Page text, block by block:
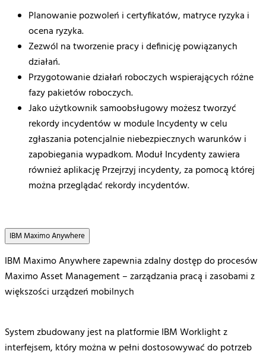
Planowaniepozwoleń icertyfikatów, matryceryzyka i
ocena ryzyka.
Zezwól natworzeniepracyidefinicjępowiązanych
działań.
Przygotowaniedziałań roboczychwspierających różne
fazypakietówroboczych.
Jakoużytkownik samoobsługowymożesztworzyć
rekordyincydentóww moduleIncydentywcelu
zgłaszania potencjalnieniebezpiecznychwarunkówi
zapobieganiawypadkom.ModułIncydentyzawiera
równieżaplikacjęPrzejrzyj incydenty, za pomocąktórej
można przeglądać rekordyincydentów.
IBM Maximo Anywhere
IBM Maximo Anywhere zapewnia zdalny dostęp do procesów
Maximo Asset Management – zarządzania pracą i zasobami z
większości urządzeń mobilnych
System zbudowany jest na platformie IBM Worklight z
interfejsem, który można w pełni dostosowywać do potrzeb